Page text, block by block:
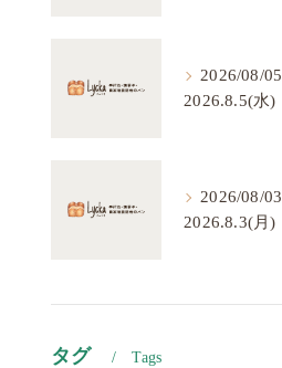
2026/08/05
2026.8.5(水)
2026/08/03
2026.8.3(月)
タグ Tags